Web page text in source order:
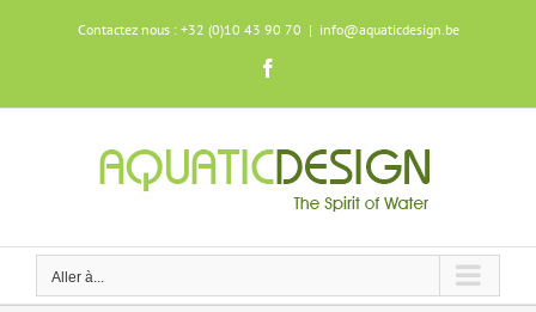
Contactez nous : +32 (0)10 43 90 70 | info@aquaticdesign.be
Aller à...